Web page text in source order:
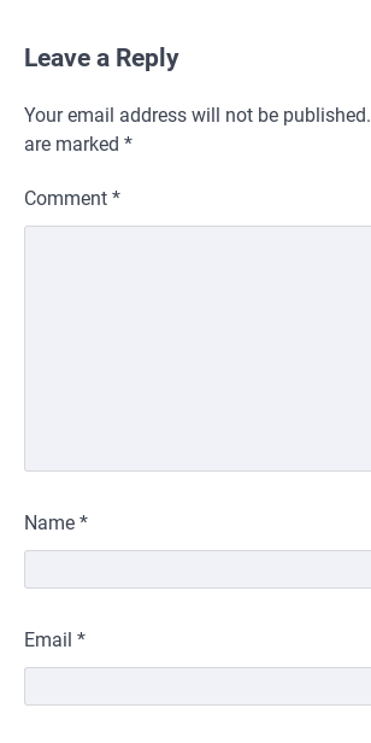
Leave a Reply
Your email address will not be published.
are marked *
Comment *
Name *
Email *